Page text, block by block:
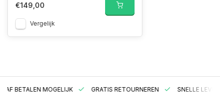
€149,00
Vergelijk
BETALEN MOGELIJK GRATIS RETOURNEREN SNELLE